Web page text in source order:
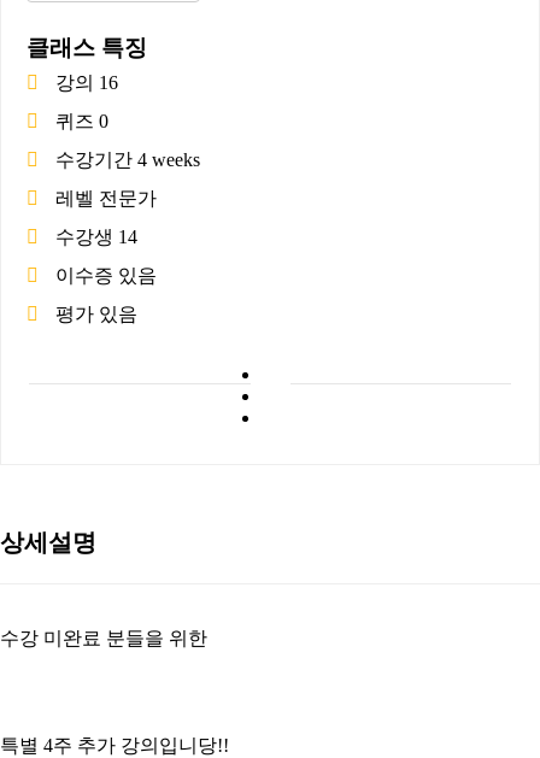
상세설명
수강 미완료 분들을 위한
특별 4주 추가 강의입니당!!
클래스 특징
강의 16
퀴즈 0
수강기간 4 weeks
레벨 전문가
수강생 14
이수증 있음
평가 있음